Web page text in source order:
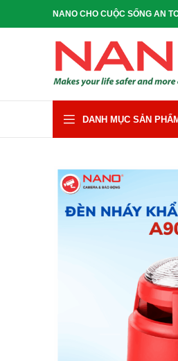
NANO CHO CUỘC SỐNG AN
DANH MỤC SẢN